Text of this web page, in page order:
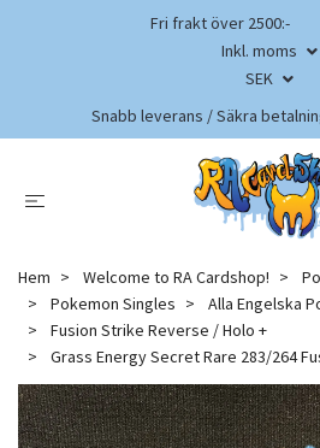
Fri frakt över 2500:-
Inkl. moms
SEK
Snabb leverans / Säkra
Hem Welcome to RA Cardshop!
Pokemon Singles
Alla Engelska
Fusion Strike Reverse / Holo +
Grass Energy Secret Rare 283/264